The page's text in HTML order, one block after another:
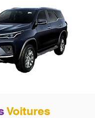
Voitures